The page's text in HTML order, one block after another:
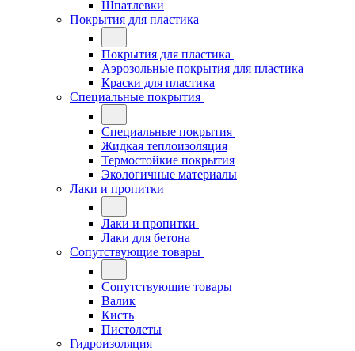
Шпатлевки
Покрытия для пластика
Покрытия для пластика
Аэрозольные покрытия для пластика
Краски для пластика
Специальные покрытия
Специальные покрытия
Жидкая теплоизоляция
Термостойкие покрытия
Экологичные материалы
Лаки и пропитки
Лаки и пропитки
Лаки для бетона
Сопутствующие товары
Сопутствующие товары
Валик
Кисть
Пистолеты
Гидроизоляция